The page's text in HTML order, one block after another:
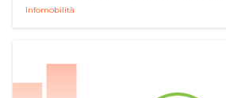
Infomobilità